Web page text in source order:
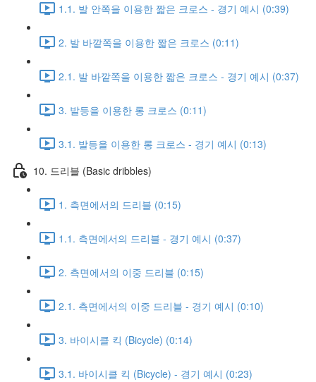
1.1. 발 안쪽을 이용한 짧은 크로스 - 경기 예시 (0:39)
2. 발 바깥쪽을 이용한 짧은 크로스 (0:11)
2.1. 발 바깥쪽을 이용한 짧은 크로스 - 경기 예시 (0:37)
3. 발등을 이용한 롱 크로스 (0:11)
3.1. 발등을 이용한 롱 크로스 - 경기 예시 (0:13)
10. 드리블 (Basic dribbles)
1. 측면에서의 드리블 (0:15)
1.1. 측면에서의 드리블 - 경기 예시 (0:37)
2. 측면에서의 이중 드리블 (0:15)
2.1. 측면에서의 이중 드리블 - 경기 예시 (0:10)
3. 바이시클 킥 (Bicycle) (0:14)
3.1. 바이시클 킥 (Bicycle) - 경기 예시 (0:23)